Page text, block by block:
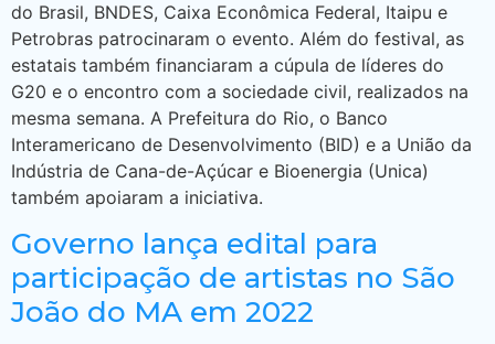
do Brasil, BNDES, Caixa Econômica Federal, Itaipu e
Petrobras patrocinaram o evento. Além do festival, as
estatais também financiaram a cúpula de líderes do
G20 e o encontro com a sociedade civil, realizados na
mesma semana. A Prefeitura do Rio, o Banco
Interamericano de Desenvolvimento (BID) e a União da
Indústria de Cana-de-Açúcar e Bioenergia (Unica)
também apoiaram a iniciativa.
Governo lança edital para
participação de artistas no São
João do MA em 2022